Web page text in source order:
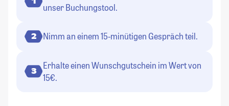
unser Buchungstool.
2 Nimm an einem 15-minütigen Gespräch teil.
3
Erhalte einen Wunschgutschein im Wert von
15€.